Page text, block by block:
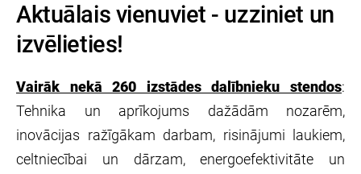
Aktuālais vienuviet - uzziniet un
izvēlieties!
Vairāk nekā 260 izstādes dalībnieku stendos:
Tehnika un aprīkojums dažādām nozarēm,
inovācijas ražīgākam darbam, risinājumi laukiem,
celtniecībai un dārzam, energoefektivitāte un